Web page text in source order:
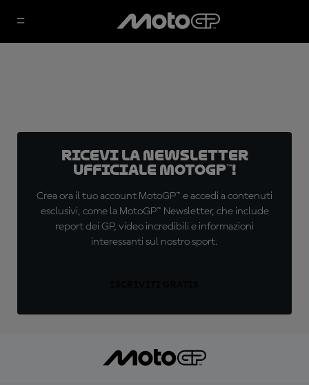
Ricevi la newsletter
ufficiale MotoGP™!
Crea ora il tuo account MotoGP™ e accedi a contenuti
esclusivi, come la MotoGP™ Newsletter, che include
report dei GP, video incredibili e informazioni
interessanti sul nostro sport.